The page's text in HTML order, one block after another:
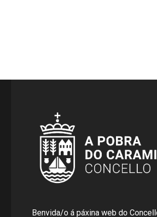
Benvida/o á páxina web do